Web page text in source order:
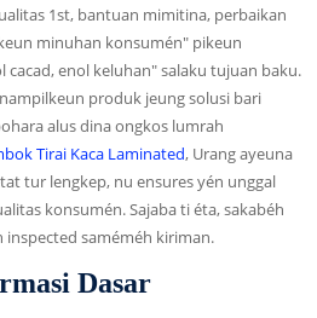
1st, bantuan mimitina, perbaikan
minuhan konsumén" pikeun
cacad, enol keluhan" salaku tujuan baku.
produk jeung solusi bari
alus dina ongkos lumrah
Tirai Kaca Laminated, Urang ayeuna
tur lengkep, nu ensures yén unggal
konsumén. Sajaba ti éta, sakabéh
saméméh kiriman.
Dasar